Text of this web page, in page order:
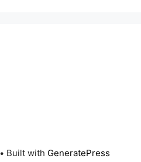
• Built with GeneratePress